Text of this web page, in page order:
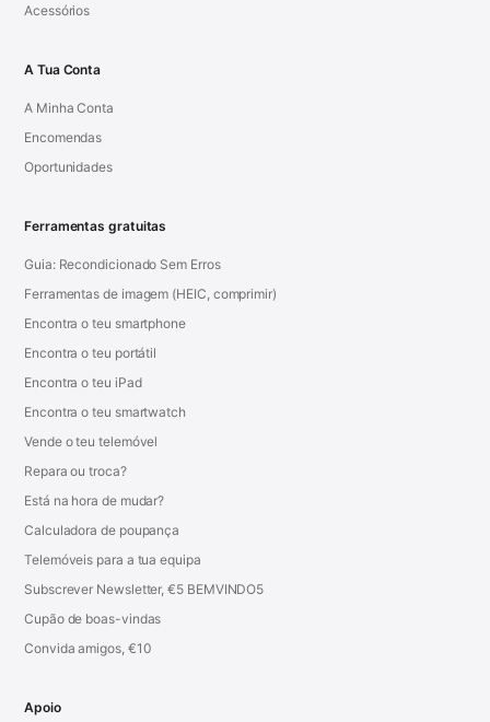
Acessórios
A Tua Conta
A Minha Conta
Encomendas
Oportunidades
Ferramentas gratuitas
Guia: Recondicionado Sem Erros
Ferramentas de imagem (HEIC, comprimir)
Encontra o teu smartphone
Encontra o teu portátil
Encontra o teu iPad
Encontra o teu smartwatch
Vende o teu telemóvel
Repara ou troca?
Está na hora de mudar?
Calculadora de poupança
Telemóveis para a tua equipa
Subscrever Newsletter, €5 BEMVINDO5
Cupão de boas-vindas
Convida amigos, €10
Apoio